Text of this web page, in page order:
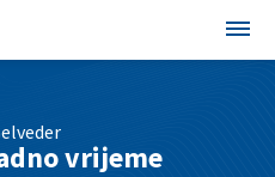
vrijeme